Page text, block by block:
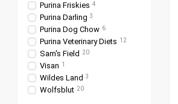
Purina Friskies 4
Purina Darling 3
Purina Dog Chow 6
Purina Veterinary Diets 12
Sam's Field 20
Visan 1
Wildes Land 3
Wolfsblut 20